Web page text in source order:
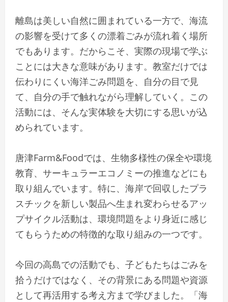
離島は美しい自然に囲まれている一方で、海流
の影響を受けて多くの漂着ごみが流れ着く場所
でもあります。だからこそ、実際の現場で学ぶ
ことには大きな意味があります。教室だけでは
伝わりにくい海洋ごみ問題を、自分の目で見
て、自分の手で触れながら理解していく。この
活動には、そんな実体験を大切にする思いが込
められています。
唐津Farm&Foodでは、生物多様性の保全や環境
教育、サーキュラーエコノミーの推進などにも
取り組んでいます。特に、海岸で回収したプラ
スチックを新しい製品へ生まれ変わらせるアッ
プサイクル活動は、環境問題をより身近に感じ
てもらうための特徴的な取り組みの一つです。
今回の高島での活動でも、子どもたちはごみを
拾うだけではなく、その背景にある問題や資源
として再活用する考え方まで学びました。「海